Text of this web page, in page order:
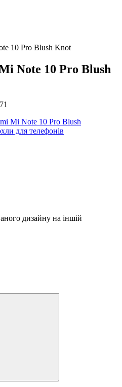
10 Pro Blush Knot
Note 10 Pro Blush
дизайну на іншій